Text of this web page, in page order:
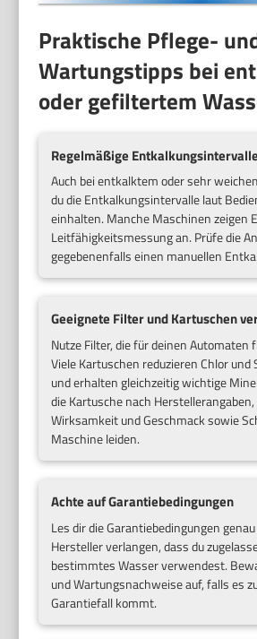
Praktische Pflege-
Wartungstipps bei
oder gefiltertem
Regelmäßige
Auch bei entkalktem oder sehr
du die Entkalkungsintervalle laut
einhalten. Manche Maschinen zeigen
Leitfähigkeitsmessung an. Prüfe die
gegebenenfalls einen manuellen
Geeignete Filter und Kartuschen
Nutze Filter, die für deinen Automaten
Viele Kartuschen reduzieren Chlor
und erhalten gleichzeitig wichtige
die Kartusche nach
Wirksamkeit und Geschmack sowie
Maschine leiden.
Achte auf Garantiebedingungen
Les dir die Garantiebedingungen
Hersteller verlangen, dass du
bestimmtes Wasser verwendest.
und Wartungsnachweise auf, falls es
Garantiefall kommt.